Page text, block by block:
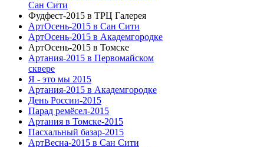
Сан Сити
Фудфест-2015 в ТРЦ Галерея
АртОсень-2015 в Сан Сити
АртОсень-2015 в Академгородке
АртОсень-2015 в Томске
Артания-2015 в Первомайском
сквере
Я - это мы 2015
Артания-2015 в Академгородке
День России-2015
Парад ремёсел-2015
Артания в Томске-2015
Пасхальный базар-2015
АртВесна-2015 в Сан Сити